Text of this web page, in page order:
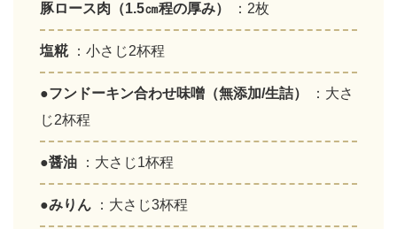
豚ロース肉（1.5㎝程の厚み） ：2枚
塩糀 ：小さじ2杯程
●フンドーキン合わせ味噌（無添加/生詰）
：大さ
じ2杯程
●醤油 ：大さじ1杯程
●みりん ：大さじ3杯程